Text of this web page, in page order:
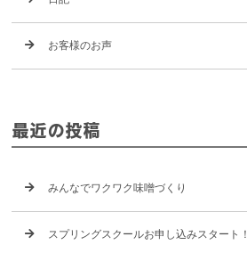
お客様のお声
最近の投稿
みんなでワクワク味噌づくり
スプリングスクールお申し込みスタート！